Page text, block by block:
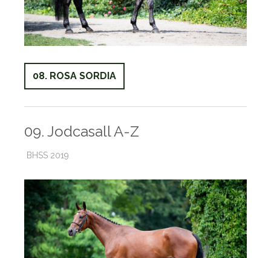
08. ROSA SORDIA
09. Jodcasall A-Z
BHSS 2019